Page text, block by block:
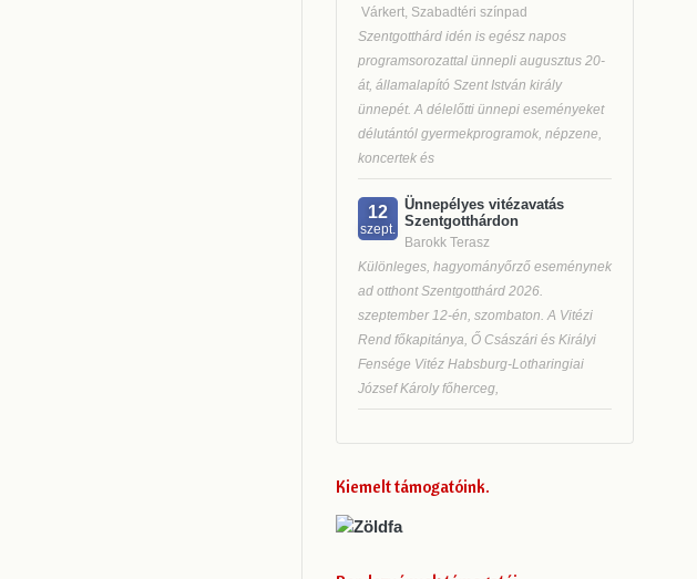
Várkert, Szabadtéri színpad
Szentgotthárd idén is egész napos
programsorozattal ünnepli augusztus 20-
át, államalapító Szent István király
ünnepét. A délelőtti ünnepi eseményeket
délutántól gyermekprogramok, népzene,
koncertek és
12
szept.
Ünnepélyes vitézavatás
Szentgotthárdon
Barokk Terasz
Különleges, hagyományőrző eseménynek
ad otthont Szentgotthárd 2026.
szeptember 12-én, szombaton. A Vitézi
Rend főkapitánya, Ő Császári és Királyi
Fensége Vitéz Habsburg-Lotharingiai
József Károly főherceg,
Kiemelt támogatóink